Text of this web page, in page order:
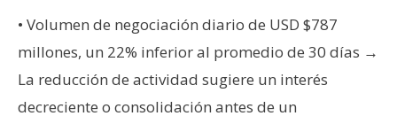
R
c
u
r
• Volumen de negociación diario de USD $787
millones, un 22% inferior al promedio de 30 días →
La reducción de actividad sugiere un interés
decreciente o consolidación antes de un